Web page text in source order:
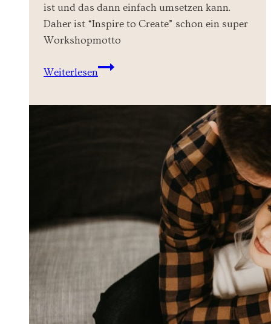
ist und das dann einfach umsetzen kann.
Daher ist “Inspire to Create” schon ein super
Workshopmotto
Weiterlesen
Inspire